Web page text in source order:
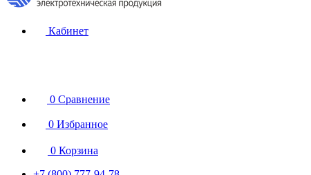
Кабинет
0 Сравнение
0 Избранное
0 Корзина